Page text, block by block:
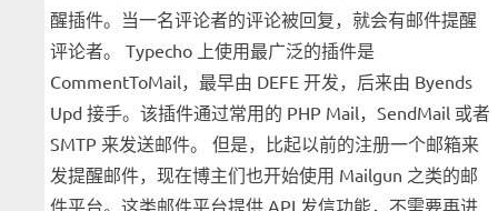
醒插件。当一名评论者的评论被回复，就会有邮件提醒
评论者。 Typecho 上使用最广泛的插件是
CommentToMail，最早由 DEFE 开发，后来由 Byends
Upd 接手。该插件通过常用的 PHP Mail，SendMail 或者
SMTP 来发送邮件。 但是，比起以前的注册一个邮箱来
发提醒邮件，现在博主们也开始使用 Mailgun 之类的邮
件平台。这类邮件平台提供 API 发信功能，不需要再进